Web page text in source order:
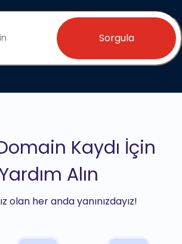
Sorgula
Kaydı İçin
Alın
olan her anda yanınızdayız!